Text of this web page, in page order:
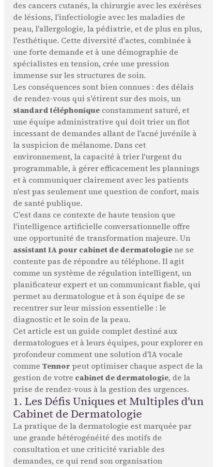
des cancers cutanés, la chirurgie avec les exérèses
de lésions, l'infectiologie avec les maladies de
peau, l'allergologie, la pédiatrie, et de plus en plus,
l'esthétique. Cette diversité d'actes, combinée à
une forte demande et à une démographie de
spécialistes en tension, crée une pression
immense sur les structures de soin.
Les conséquences sont bien connues : des délais
de rendez-vous qui s'étirent sur des mois, un
standard téléphoniqueconstamment saturé, et
une équipe administrative qui doit trier un flot
incessant de demandes allant de l'acné juvénile à
la suspicion de mélanome. Dans cet
environnement, la capacité à trier l'urgent du
programmable, à gérer efficacement les plannings
et à communiquer clairement avec les patients
n'est pas seulement une question de confort, mais
de santé publique.
C'est dans ce contexte de haute tension que
l'intelligence artificielle conversationnelle offre
une opportunité de transformation majeure. Un
assistant IA pour cabinet de dermatologiene se
contente pas de répondre au téléphone. Il agit
comme un système de régulation intelligent, un
planificateur expert et un communicant fiable, qui
permet au dermatologue et à son équipe de se
recentrer sur leur mission essentielle : le
diagnostic et le soin de la peau.
Cet article est un guide complet destiné aux
dermatologues et à leurs équipes, pour explorer en
profondeur comment une solution d'IA vocale
comme Tennor peut optimiser chaque aspect de la
gestion de votre cabinet de dermatologie, de la
prise de rendez-vous à la gestion des urgences.
1. Les Défis Uniques et Multiples d'un
Cabinet de Dermatologie
La pratique de la dermatologie est marquée par
une grande hétérogénéité des motifs de
consultation et une criticité variable des
demandes, ce qui rend son organisation